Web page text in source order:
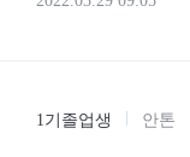
1기졸업생 안톤